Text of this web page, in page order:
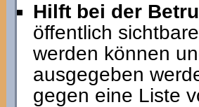
Hilft bei der
öffentlich
werden können
ausgegeben
gegen eine Liste